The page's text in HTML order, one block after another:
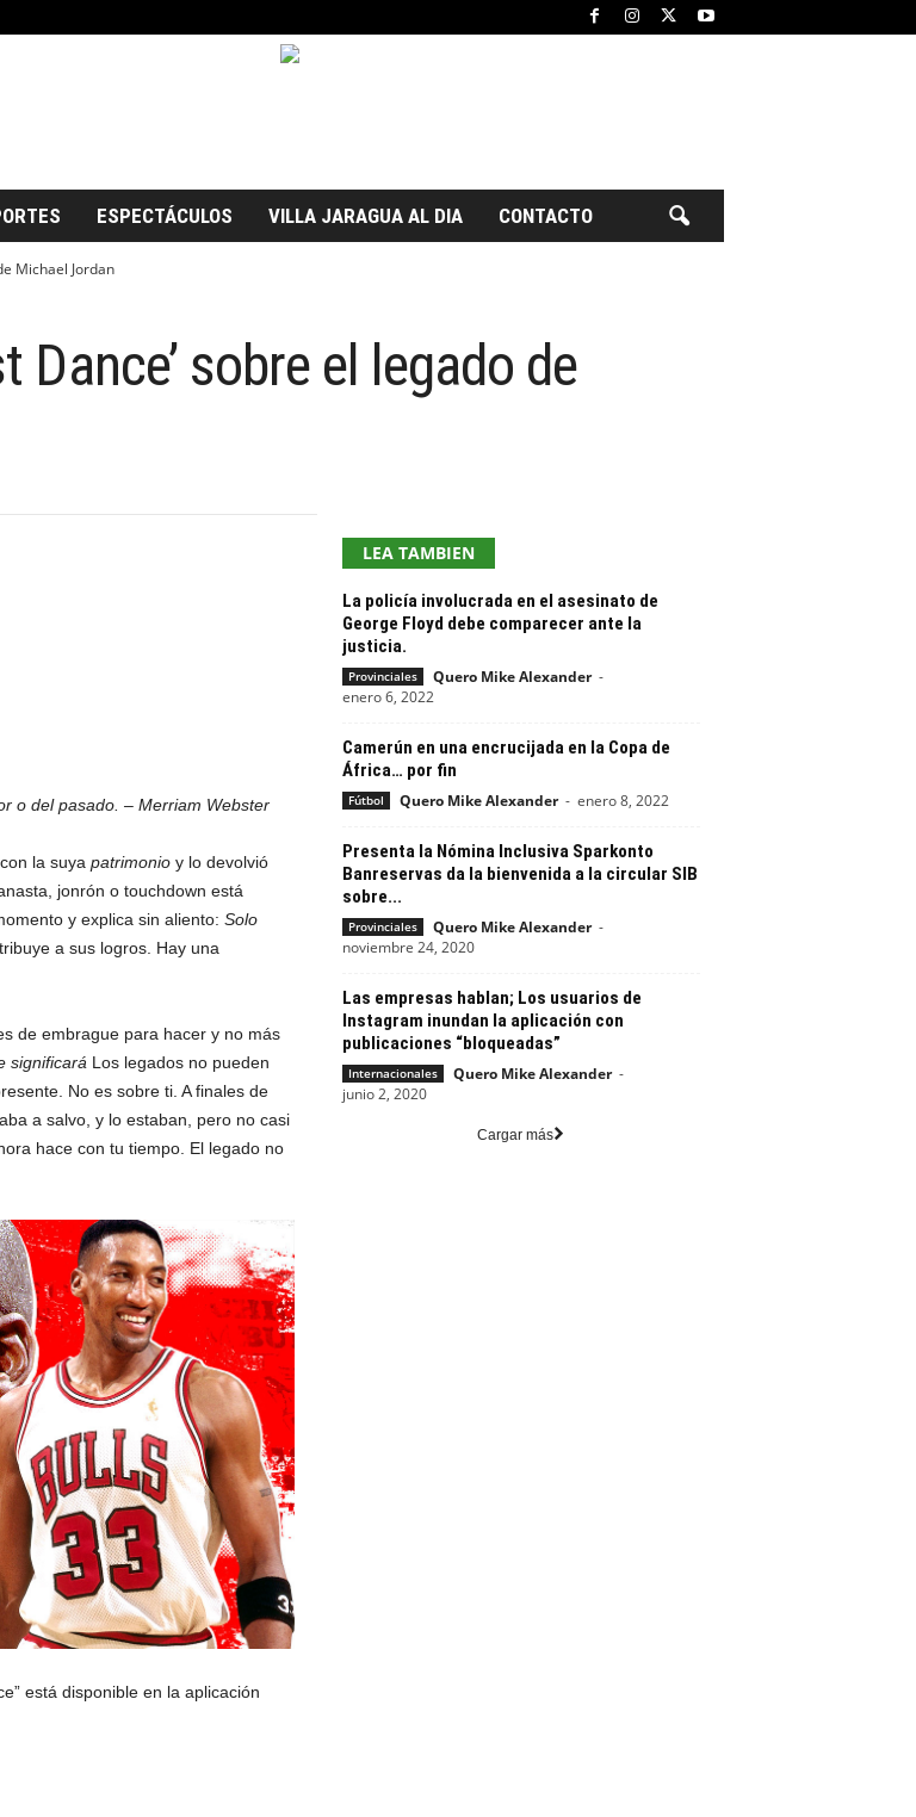
ESPECTÁCULOS VILLA JARAGUA AL DIA CONTACTO
Michael Jordan
Dance’ sobre el legado de
o del pasado. – Merriam Webster
la suya patrimonioy lo devolvió
jonrón o touchdown está
y explica sin aliento: Solo
a sus logros. Hay una
de embrague para hacer y no más
significará Los legados no pueden
No es sobre ti. A finales de
a salvo, y lo estaban, pero no casi
hace con tu tiempo. El legado no
está disponible en la aplicación
LEA TAMBIEN
La policía involucrada en el asesinato de
George Floyd debe comparecer ante la
justicia.
Provinciales Quero Mike Alexander -
enero 6, 2022
Camerún en una encrucijada en la Copa de
África… por fin
Fútbol Quero Mike Alexander - enero 8, 2022
Presenta la Nómina Inclusiva Sparkonto
Banreservas da la bienvenida a la circular SIB
sobre...
Provinciales Quero Mike Alexander -
noviembre 24, 2020
Las empresas hablan; Los usuarios de
Instagram inundan la aplicación con
publicaciones “bloqueadas”
Internacionales Quero Mike Alexander -
junio 2, 2020
Cargar más